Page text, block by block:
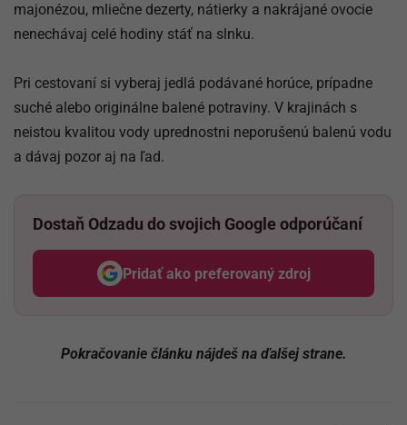
majonézou, mliečne dezerty, nátierky a nakrájané ovocie
nenechávaj celé hodiny stáť na slnku.
Pri cestovaní si vyberaj jedlá podávané horúce, prípadne
suché alebo originálne balené potraviny. V krajinách s
neistou kvalitou vody uprednostni neporušenú balenú vodu
a dávaj pozor aj na ľad.
Dostaň Odzadu do svojich Google odporúčaní
Pridať ako preferovaný zdroj
Odzadu, odkaz sa otvorí v
Pokračovanie článku nájdeš na ďalšej strane.